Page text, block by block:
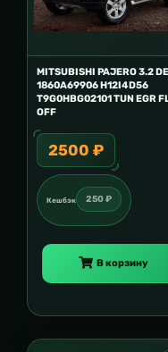
MITSUBISHI PAJERO 3.2
1860A69906 H12I4D56
T9G0HBG02101 TUN EGR
OFF
2500 ₽
Кешбэк 250 ₽
В корзину